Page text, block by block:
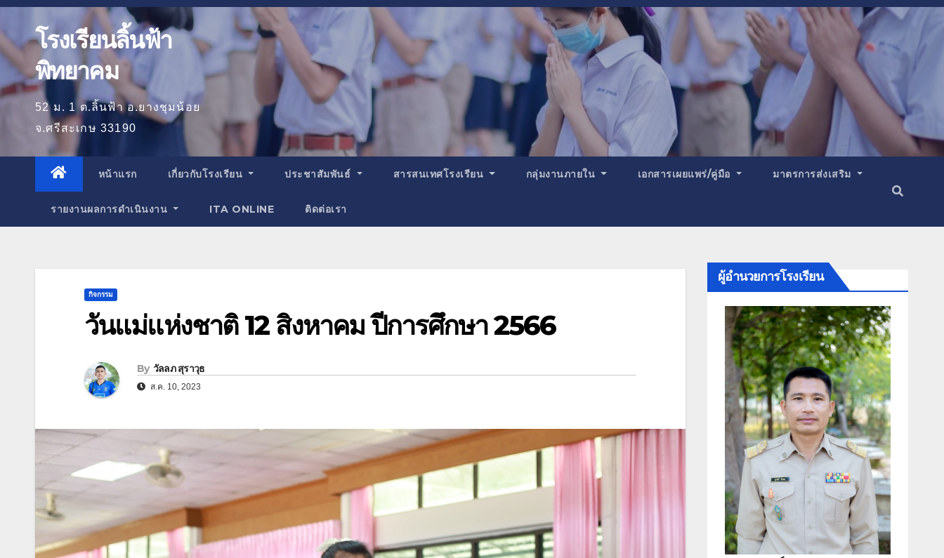
โรงเรียนลิ้นฟ้า
พิทยาคม
52 ม. 1 ต.ลิ้นฟ้า อ.ยางชุมน้อย
จ.ศรีสะเกษ 33190
หน้าแรก เกี่ยวกับโรงเรียน ประชาสัมพันธ์ สารสนเทศโรงเรียน กลุ่มงานภายใน เอกสารเผยแพร่/คู่มือ มาตรการส่งเสริม
รายงานผลการดำเนินงาน ITA ONLINE ติดต่อเรา
กิจกรรม
วันแม่แห่งชาติ 12 สิงหาคม ปีการศึกษา 2566
By วัลลภ สุราวุธ
ส.ค. 10, 2023
ผู้อำนวยการโรงเรียน